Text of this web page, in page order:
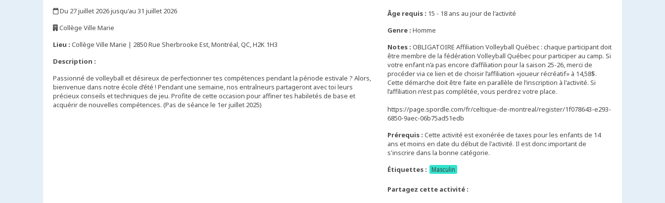
Du 27 juillet 2026 jusqu'au 31 juillet 2026
Collège Ville Marie
Lieu : Collège Ville Marie | 2850 Rue Sherbrooke Est, Montréal, QC, H2K 1H3
Description :
Passionné de volleyball et désireux de perfectionner tes compétences pendant la période estivale ? Alors,
bienvenue dans notre école d’été ! Pendant une semaine, nos entraîneurs partageront avec toi leurs
précieux conseils et techniques de jeu. Profite de cette occasion pour affiner tes habiletés de base et
acquérir de nouvelles compétences. (Pas de séance le 1er juillet 2025)
Âge requis : 15 - 18 ans au jour de l'activité
Genre : Homme
Notes : OBLIGATOIRE Affiliation Volleyball Québec : chaque participant doit
être membre de la fédération Volleyball Québec pour participer au camp. Si
votre enfant n’a pas encore d’affiliation pour la saison 25-26, merci de
procéder via ce lien et de choisir l’affiliation «joueur récréatif» à 14,58$.
Cette démarche doit être faite en parallèle de l’inscription à l'activité. Si
l’affiliation n’est pas complétée, vous perdrez votre place.
https://page.spordle.com/fr/celtique-de-montreal/register/1f078643-e293-
6850-9aec-06b75ad51edb
Prérequis : Cette activité est exonérée de taxes pour les enfants de 14
ans et moins en date du début de l'activité. Il est donc important de
Étiquettes :
Masculin
Partagez cette activité :